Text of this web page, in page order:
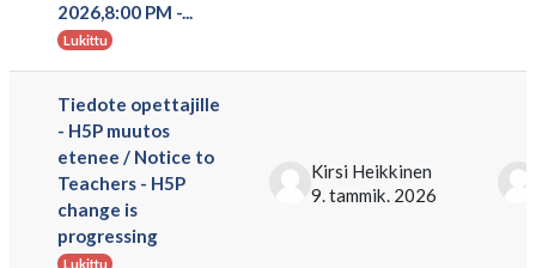
2026,8:00 PM -...
Lukittu
Tiedote opettajille
- H5P muutos
etenee / Notice to
Teachers - H5P
change is
progressing
Lukittu
Kirsi Heikkinen
9. tammik. 2026